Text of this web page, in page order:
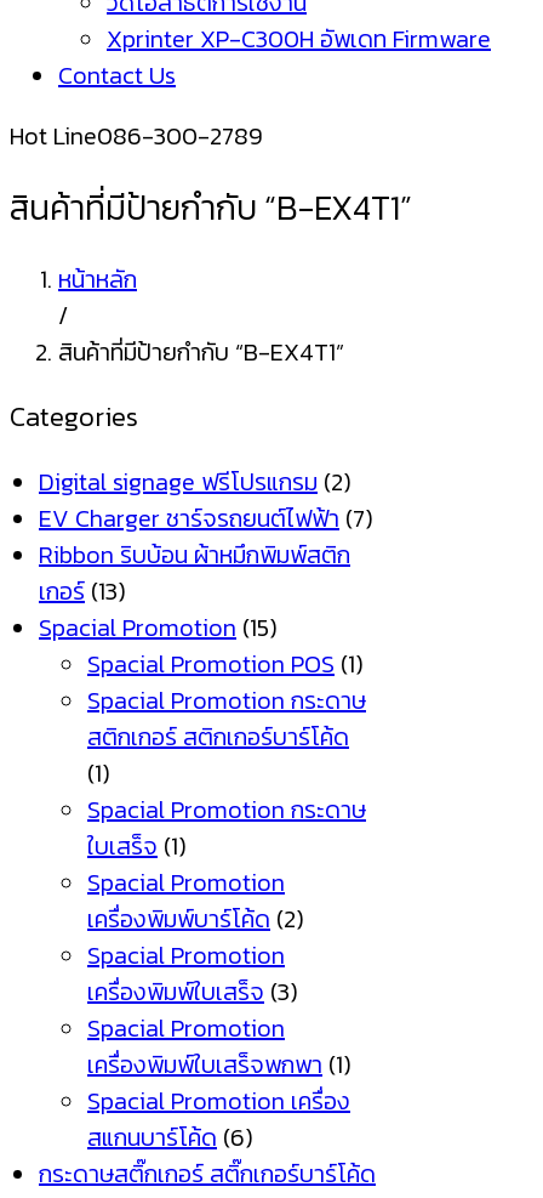
Xprinter XP-C300H อัพเดท Firmware
Contact Us
Hot Line086-300-2789
สินค้าที่มีป้ายกำกับ “B-EX4T1”
หน้าหลัก
/
สินค้าที่มีป้ายกำกับ “B-EX4T1”
Categories
Digital signage ฟรีโปรแกรม (2)
EV Charger ชาร์จรถยนต์ไฟฟ้า (7)
Ribbon ริบบ้อน ผ้าหมึกพิมพ์สติก
เกอร์ (13)
Spacial Promotion (15)
Spacial Promotion POS (1)
Spacial Promotion กระดาษ
สติกเกอร์ สติกเกอร์บาร์โค้ด
(1)
Spacial Promotion กระดาษ
ใบเสร็จ (1)
Spacial Promotion
เครื่องพิมพ์บาร์โค้ด (2)
Spacial Promotion
เครื่องพิมพ์ใบเสร็จ (3)
Spacial Promotion
เครื่องพิมพ์ใบเสร็จพกพา (1)
Spacial Promotion เครื่อง
สแกนบาร์โค้ด (6)
กระดาษสติ๊กเกอร์ สติ๊กเกอร์บาร์โค้ด